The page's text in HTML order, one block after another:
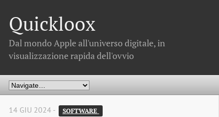
Quickloox
Dal mondo Apple all'universo digitale, in
visualizzazione rapida dell'ovvio
14 GIU 2024 - SOFTWARE